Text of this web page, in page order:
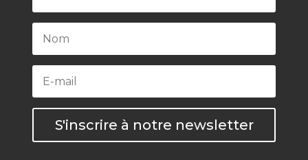
S'inscrire à notre newsletter